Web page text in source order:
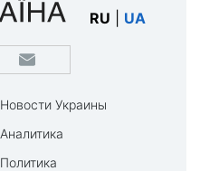
RU UA
Новости Украины
Аналитика
Политика